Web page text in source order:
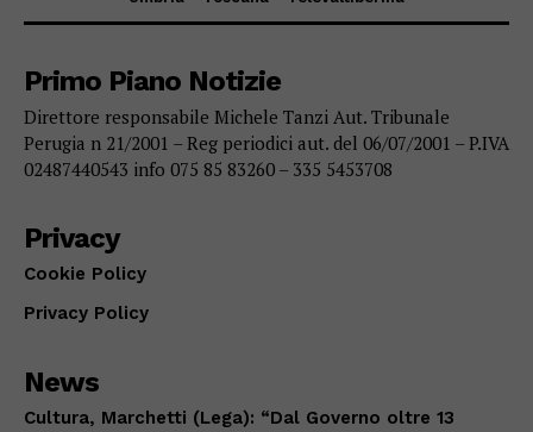
Primo Piano Notizie
Direttore responsabile Michele Tanzi Aut. Tribunale
Perugia n 21/2001 – Reg periodici aut. del 06/07/2001 – P.IVA
02487440543 info 075 85 83260 – 335 5453708
Privacy
Cookie Policy
Privacy Policy
News
Cultura, Marchetti (Lega): “Dal Governo oltre 13